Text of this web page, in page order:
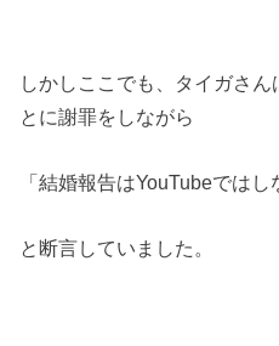
しかしここでも、タイガさ
とに謝罪をしながら
「結婚報告はYouTubeではし
と断言していました。